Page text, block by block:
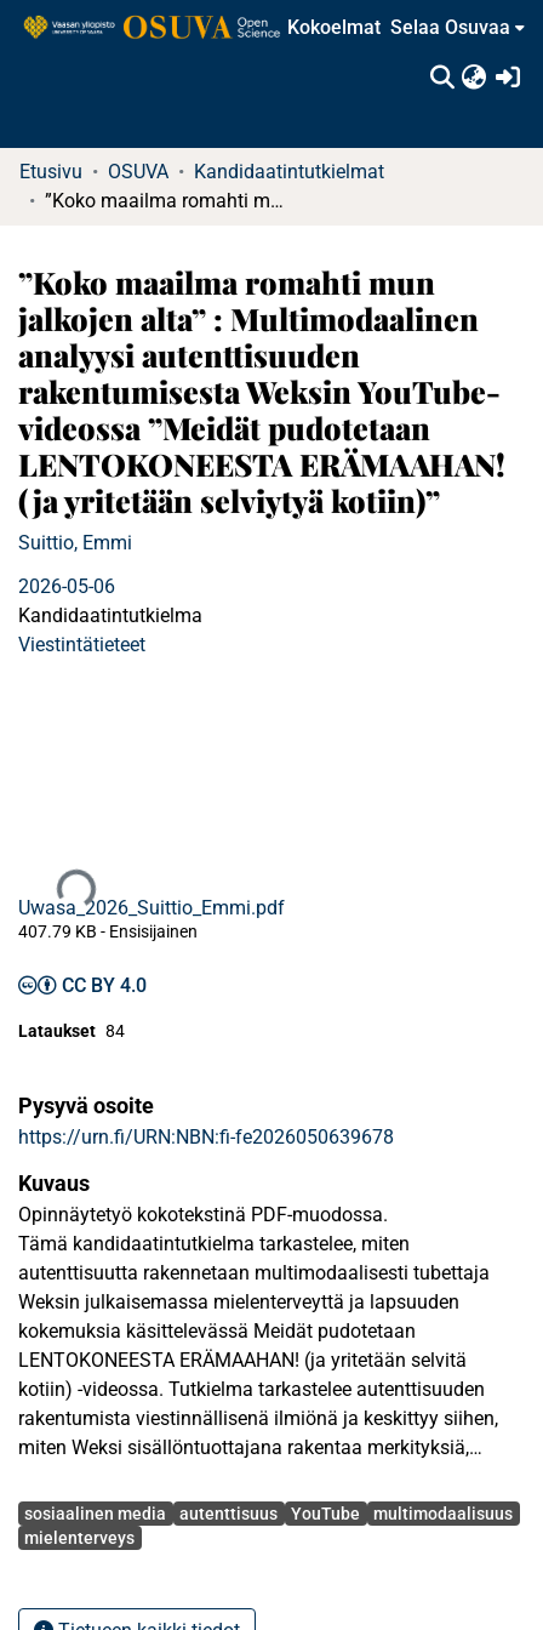
Kokoelmat Selaa Osuvaa
Etusivu OSUVA
Kandidaatintutkielmat
”Koko maailma romahti mun jalkojen alta” : Multimodaalinen analyysi autenttisuuden rakentumisesta Weksin YouTube-videossa ”Meidät pudotetaan LENTOKONEESTA ERÄMAAHAN! (ja yritetään selviytyä kotiin)”
”Koko maailma romahti mun
jalkojen alta” : Multimodaalinen
analyysi autenttisuuden
rakentumisesta Weksin YouTube-
videossa ”Meidät pudotetaan
LENTOKONEESTA ERÄMAAHAN!
(ja yritetään selviytyä kotiin)”
Suittio, Emmi
2026-05-06
Kandidaatintutkielma
Viestintätieteet
Uwasa_2026_Suittio_Emmi.pdf
407.79 KB - Ensisijainen
CC BY 4.0
Lataukset 84
Pysyvä osoite
https://urn.fi/URN:NBN:fi-fe2026050639678
Kuvaus
Opinnäytetyö kokotekstinä PDF-muodossa.
Tämä kandidaatintutkielma tarkastelee, miten
autenttisuutta rakennetaan multimodaalisesti tubettaja
Weksin julkaisemassa mielenterveyttä ja lapsuuden
kokemuksia käsittelevässä Meidät pudotetaan
LENTOKONEESTA ERÄMAAHAN! (ja yritetään selvitä
kotiin) -videossa. Tutkielma tarkastelee autenttisuuden
rakentumista viestinnällisenä ilmiönä ja keskittyy siihen,
miten Weksi sisällöntuottajana rakentaa merkityksiä,
on se, miten mielenterveyttä koskevia merkityksiä
rakennetaan, jaetaan ja neuvotellaan mediaviestinnässä
Weksi, oikealta nimeltään Henry Weckström, on 32-vuotias
Avainsanat
sosiaalinen media autenttisuus YouTube
multimodaalisuus
mielenterveys